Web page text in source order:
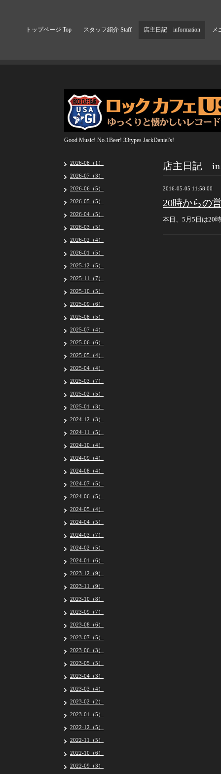
トップページ Top スタッフ紹介 Staff 店主日記 information メ
Good Music! No.1Beer! 33types JackDaniel's!
店主日記
2016-05-05 11:58:00
20時からの
本日、5月5日は20
2026-08（1）
2026-07（3）
2026-06（5）
2026-05（5）
2026-04（5）
2026-03（5）
2026-02（4）
2026-01（5）
2025-12（5）
2025-11（7）
2025-10（5）
2025-09（6）
2025-08（5）
2025-07（4）
2025-06（6）
2025-05（4）
2025-04（4）
2025-03（7）
2025-02（5）
2025-01（3）
2024-12（3）
2024-11（5）
2024-10（4）
2024-09（4）
2024-08（4）
2024-07（5）
2024-06（5）
2024-05（4）
2024-04（5）
2024-03（7）
2024-02（5）
2024-01（6）
2023-12（9）
2023-11（9）
2023-10（8）
2023-09（7）
2023-08（6）
2023-07（5）
2023-06（3）
2023-05（5）
2023-04（3）
2023-03（4）
2023-02（2）
2023-01（5）
2022-12（5）
2022-11（5）
2022-10（6）
2022-09（3）